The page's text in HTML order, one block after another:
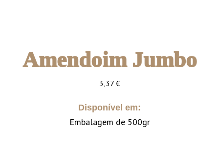
Amendoim Jumbo
3,37 €
Disponível em:
Embalagem de 500gr